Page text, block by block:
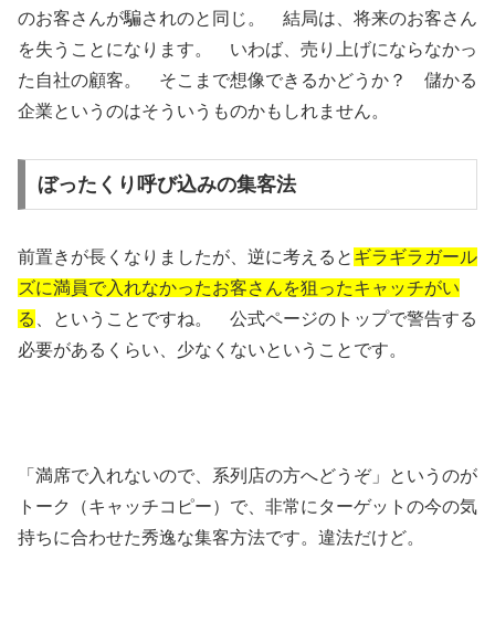
のお客さんが騙されのと同じ。 結局は、将来のお客さん
を失うことになります。 いわば、売り上げにならなかっ
た自社の顧客。 そこまで想像できるかどうか？ 儲かる
企業というのはそういうものかもしれません。
ぼったくり呼び込みの集客法
前置きが長くなりましたが、逆に考えると ギラギラガール
ズに満員で入れなかったお客さんを狙ったキャッチがい
る
、ということですね。 公式ページのトップで警告する
必要があるくらい、少なくないということです。
「満席で入れないので、系列店の方へどうぞ」というのが
トーク（キャッチコピー）で、非常にターゲットの今の気
持ちに合わせた秀逸な集客方法です。違法だけど。